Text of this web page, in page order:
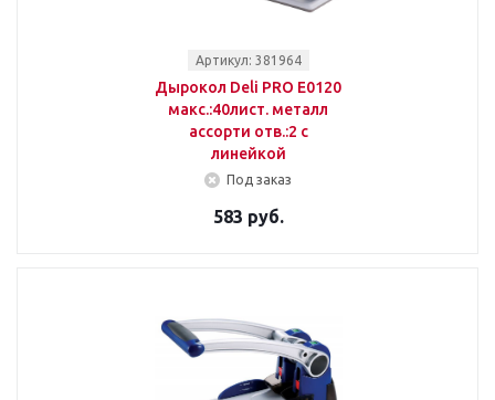
Артикул: 381964
Дырокол Deli PRO E0120
макс.:40лист. металл
ассорти отв.:2 с
линейкой
Под заказ
583 руб.